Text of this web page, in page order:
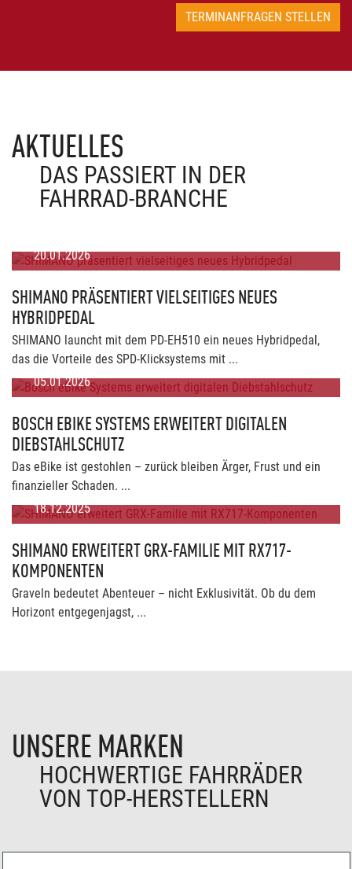
TERMINANFRAGEN STELLEN
AKTUELLES
DAS PASSIERT IN DER
FAHRRAD-BRANCHE
20.01.2026
SHIMANO PRÄSENTIERT VIELSEITIGES NEUES
HYBRIDPEDAL
SHIMANO launcht mit dem PD-EH510 ein neues Hybridpedal,
das die Vorteile des SPD-Klicksystems mit ...
05.01.2026
BOSCH EBIKE SYSTEMS ERWEITERT DIGITALEN
DIEBSTAHLSCHUTZ
Das eBike ist gestohlen – zurück bleiben Ärger, Frust und ein
finanzieller Schaden. ...
18.12.2025
SHIMANO ERWEITERT GRX-FAMILIE MIT RX717-
KOMPONENTEN
Graveln bedeutet Abenteuer – nicht Exklusivität. Ob du dem
Horizont entgegenjagst, ...
UNSERE MARKEN
HOCHWERTIGE FAHRRÄDER
VON TOP-HERSTELLERN